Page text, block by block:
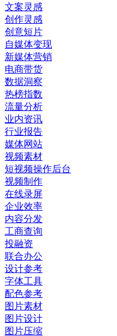
文案灵感
创作灵感
创意短片
自媒体变现
新媒体营销
电商带货
数据洞察
热榜指数
流量分析
业内资讯
行业报告
媒体网站
视频素材
短视频操作后台
视频制作
在线录屏
企业效率
内容分发
工商查询
投融资
联合办公
设计参考
字体工具
配色参考
图片素材
图片设计
图片压缩